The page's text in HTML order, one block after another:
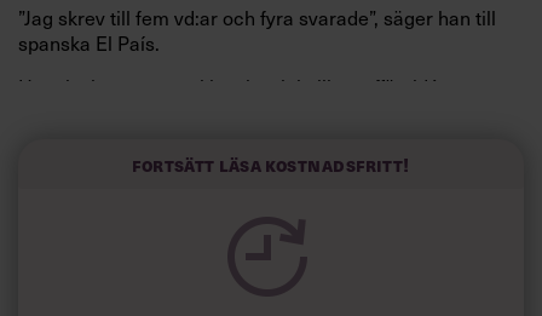
”Jag skrev till fem vd:ar och fyra svarade”, säger han till
spanska El País.
Horwitz har nu utvecklat sitt trick till en affärsidé: appen
kortfattat slarviga vd-stilen.
Fortsätt läsa kostnadsfritt!